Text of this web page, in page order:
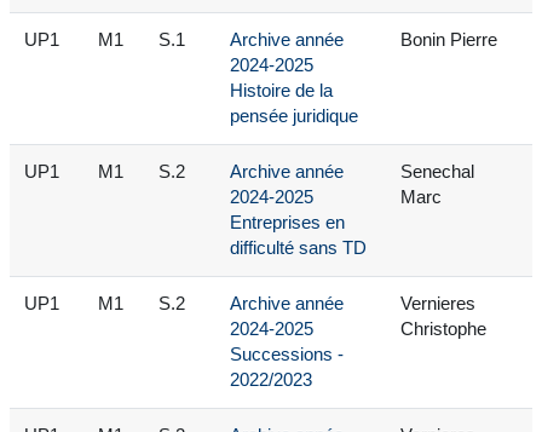
UP1 M1 S.1
Archive année
2024-2025
Histoire de la
pensée juridique
Bonin Pierre
UP1 M1 S.2
Archive année
2024-2025
Entreprises en
difficulté sans TD
Senechal
Marc
UP1 M1 S.2
Archive année
2024-2025
Successions -
2022/2023
Vernieres
Christophe